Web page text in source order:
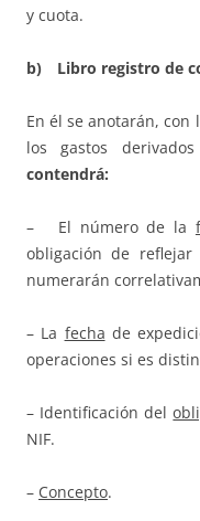
y cuota.
b) Libro registro de
En él se anotarán,
los gastos
contendrá:
– El número de la
obligación de
numerarán
– La fecha de
operaciones si es
– Identificación del
NIF.
– Concepto.